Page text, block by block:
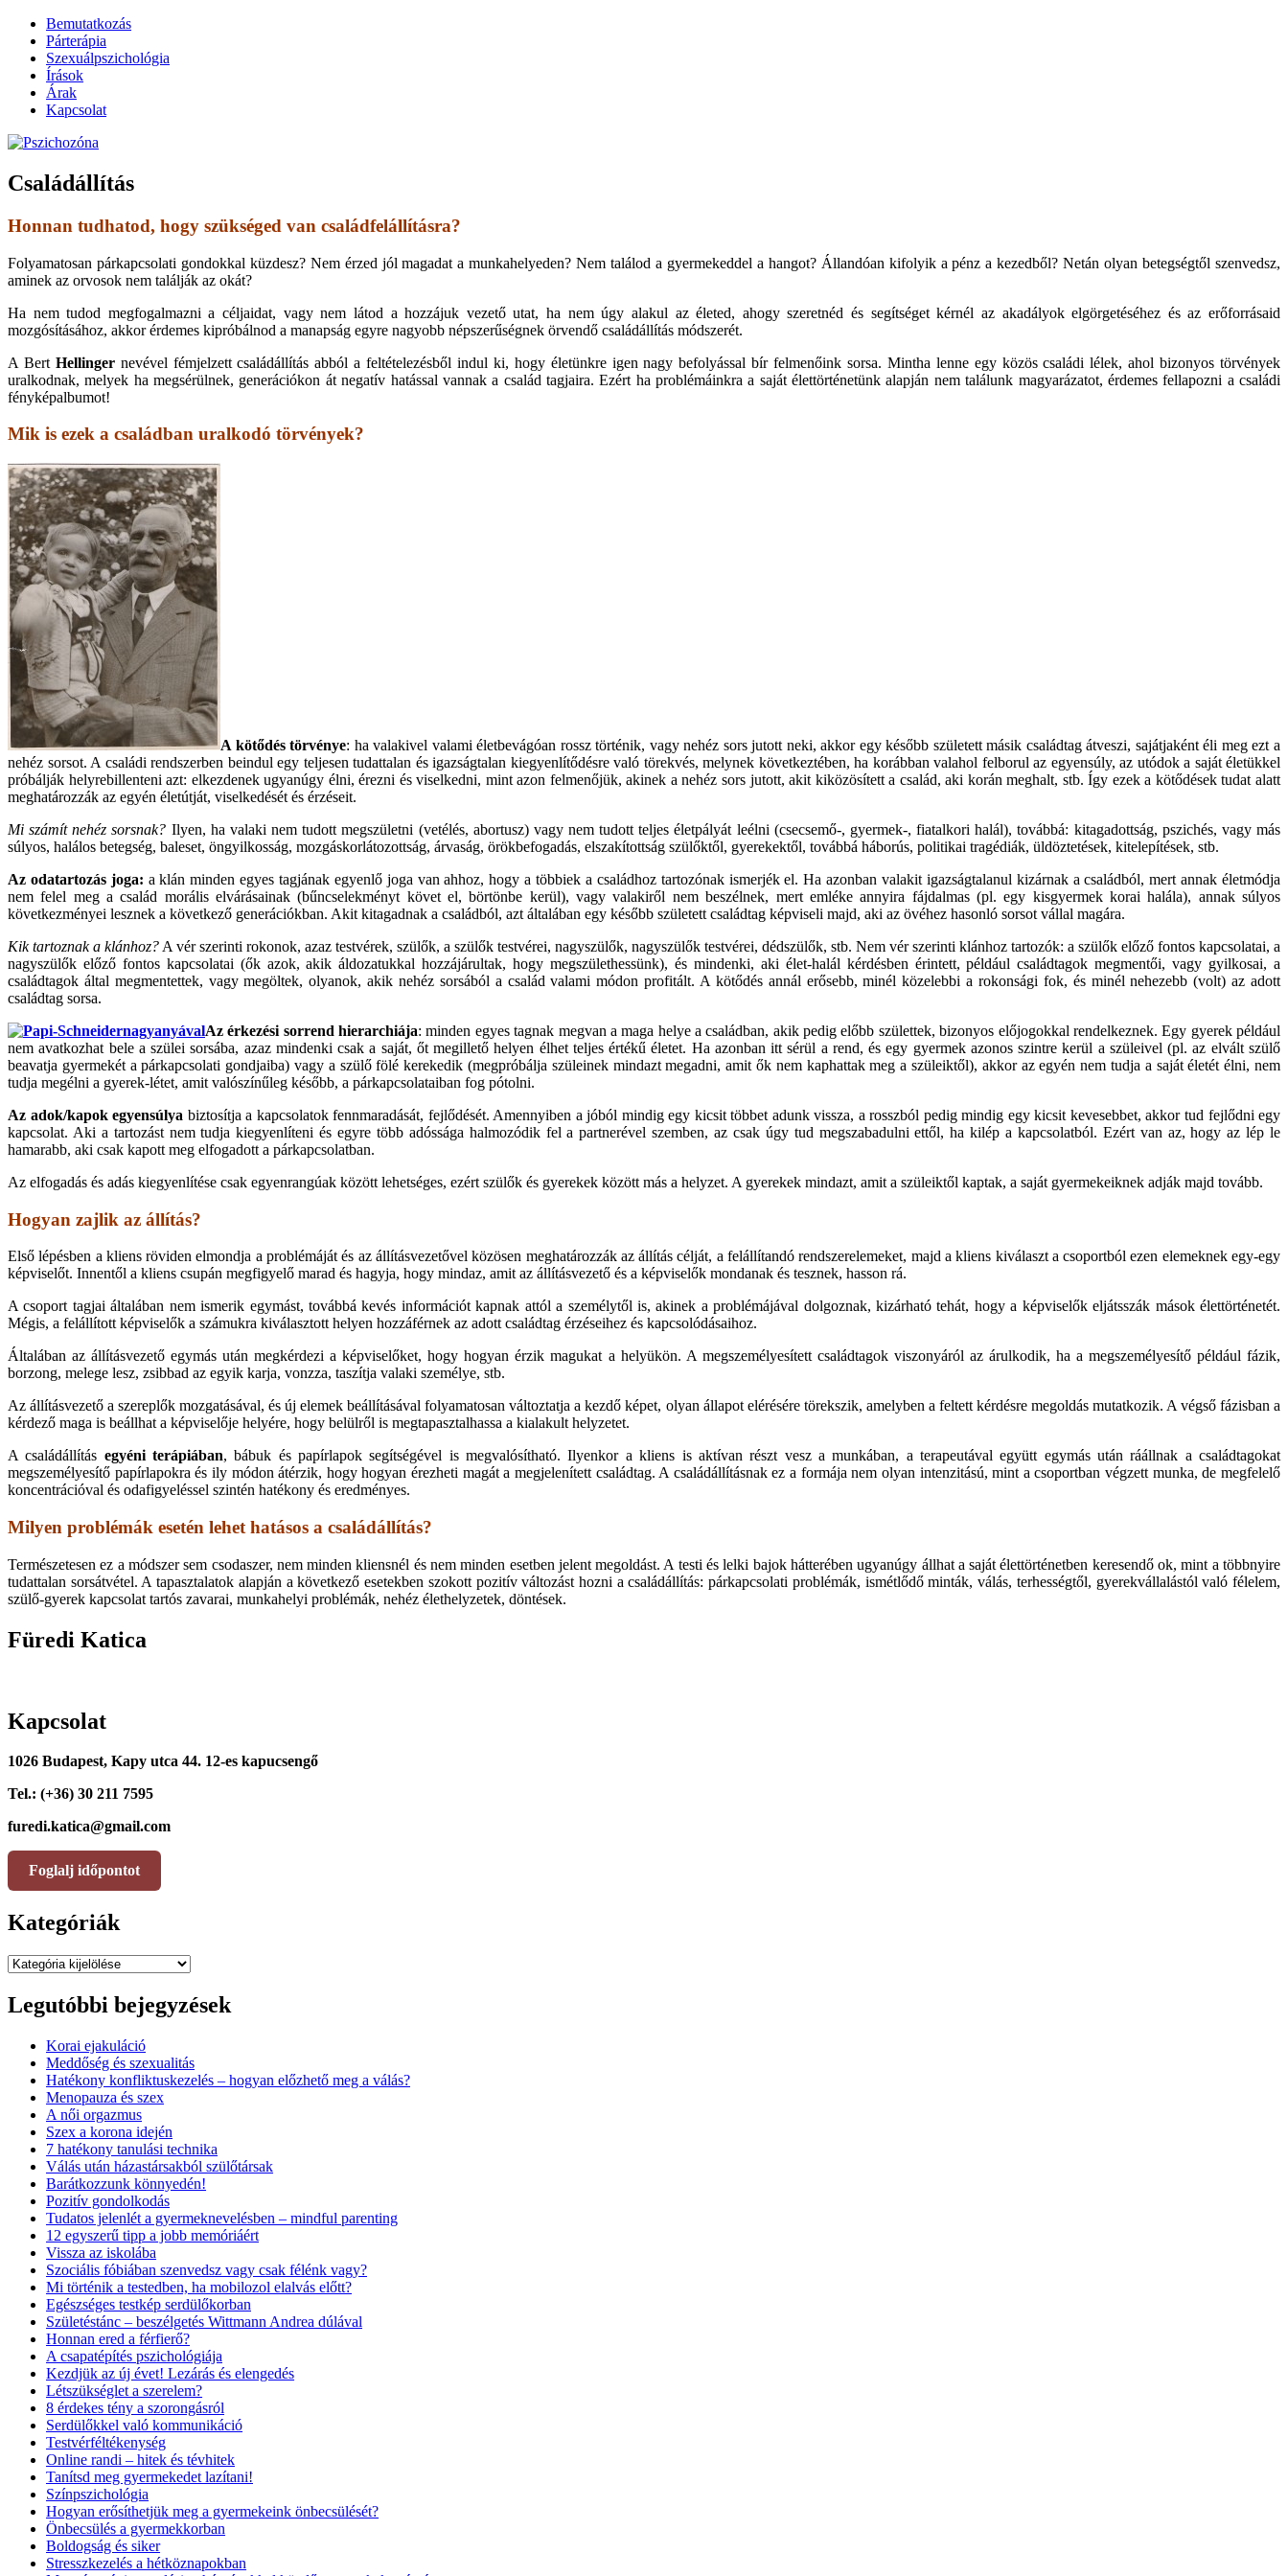
Bemutatkozás
Párterápia
Szexuálpszichológia
Írások
Árak
Kapcsolat
Pszichozóna
Családállítás
Honnan tudhatod, hogy szükséged van családfelállításra?
Folyamatosan párkapcsolati gondokkal küzdesz? Nem érzed jól magadat a munkahelyeden? Nem találod a gyermekeddel a hangot? Állandóan kifolyik a pénz a kezedből? Netán olyan betegségtől szenvedsz,
aminek az orvosok nem találják az okát?
Ha nem tudod megfogalmazni a céljaidat, vagy nem látod a hozzájuk vezető utat, ha nem úgy alakul az életed, ahogy szeretnéd és segítséget kérnél az akadályok elgörgetéséhez és az erőforrásaid
mozgósításához, akkor érdemes kipróbálnod a manapság egyre nagyobb népszerűségnek örvendő családállítás módszerét.
A Bert Hellingernevével fémjelzett családállítás abból a feltételezésből indul ki, hogy életünkre igen nagy befolyással bír felmenőink sorsa. Mintha lenne egy közös családi lélek, ahol bizonyos törvények
uralkodnak, melyek ha megsérülnek, generációkon át negatív hatással vannak a család tagjaira. Ezért ha problémáinkra a saját élettörténetünk alapján nem találunk magyarázatot, érdemes fellapozni a családi
fényképalbumot!
Mik is ezek a családban uralkodó törvények?
A kötődés törvénye: ha valakivel valami életbevágóan rossz történik, vagy nehéz sors jutott neki, akkor egy később született másik családtag átveszi, sajátjaként éli meg ezt a
nehéz sorsot. A családi rendszerben beindul egy teljesen tudattalan és igazságtalan kiegyenlítődésre való törekvés, melynek következtében, ha korábban valahol felborul az egyensúly, az utódok a saját életükkel
próbálják helyrebillenteni azt: elkezdenek ugyanúgy élni, érezni és viselkedni, mint azon felmenőjük, akinek a nehéz sors jutott, akit kiközösített a család, aki korán meghalt, stb. Így ezek a kötődések tudat alatt
meghatározzák az egyén életútját, viselkedését és érzéseit.
Mi számít nehéz sorsnak? Ilyen, ha valaki nem tudott megszületni (vetélés, abortusz) vagy nem tudott teljes életpályát leélni (csecsemő-, gyermek-, fiatalkori halál), továbbá: kitagadottság, pszichés, vagy más
súlyos, halálos betegség, baleset, öngyilkosság, mozgáskorlátozottság, árvaság, örökbefogadás, elszakítottság szülőktől, gyerekektől, továbbá háborús, politikai tragédiák, üldöztetések, kitelepítések, stb.
Az odatartozás joga: a klán minden egyes tagjának egyenlő joga van ahhoz, hogy a többiek a családhoz tartozónak ismerjék el. Ha azonban valakit igazságtalanul kizárnak a családból, mert annak életmódja
nem felel meg a család morális elvárásainak (bűncselekményt követ el, börtönbe kerül), vagy valakiről nem beszélnek, mert emléke annyira fájdalmas (pl. egy kisgyermek korai halála), annak súlyos
következményei lesznek a következő generációkban. Akit kitagadnak a családból, azt általában egy később született családtag képviseli majd, aki az övéhez hasonló sorsot vállal magára.
Kik tartoznak a klánhoz? A vér szerinti rokonok, azaz testvérek, szülők, a szülők testvérei, nagyszülők, nagyszülők testvérei, dédszülők, stb. Nem vér szerinti klánhoz tartozók: a szülők előző fontos kapcsolatai, a
nagyszülők előző fontos kapcsolatai (ők azok, akik áldozatukkal hozzájárultak, hogy megszülethessünk), és mindenki, aki élet-halál kérdésben érintett, például családtagok megmentői, vagy gyilkosai, a
családtagok által megmentettek, vagy megöltek, olyanok, akik nehéz sorsából a család valami módon profitált. A kötődés annál erősebb, minél közelebbi a rokonsági fok, és minél nehezebb (volt) az adott
családtag sorsa.
Az érkezési sorrend hierarchiája: minden egyes tagnak megvan a maga helye a családban, akik pedig előbb születtek, bizonyos előjogokkal rendelkeznek. Egy gyerek például
nem avatkozhat bele a szülei sorsába, azaz mindenki csak a saját, őt megillető helyen élhet teljes értékű életet. Ha azonban itt sérül a rend, és egy gyermek azonos szintre kerül a szüleivel (pl. az elvált szülő
beavatja gyermekét a párkapcsolati gondjaiba) vagy a szülő fölé kerekedik (megpróbálja szüleinek mindazt megadni, amit ők nem kaphattak meg a szüleiktől), akkor az egyén nem tudja a saját életét élni, nem
tudja megélni a gyerek-létet, amit valószínűleg később, a párkapcsolataiban fog pótolni.
Az adok/kapok egyensúlya biztosítja a kapcsolatok fennmaradását, fejlődését. Amennyiben a jóból mindig egy kicsit többet adunk vissza, a rosszból pedig mindig egy kicsit kevesebbet, akkor tud fejlődni egy
kapcsolat. Aki a tartozást nem tudja kiegyenlíteni és egyre több adóssága halmozódik fel a partnerével szemben, az csak úgy tud megszabadulni ettől, ha kilép a kapcsolatból. Ezért van az, hogy az lép le
hamarabb, aki csak kapott meg elfogadott a párkapcsolatban.
Az elfogadás és adás kiegyenlítése csak egyenrangúak között lehetséges, ezért szülők és gyerekek között más a helyzet. A gyerekek mindazt, amit a szüleiktől kaptak, a saját gyermekeiknek adják majd tovább.
Hogyan zajlik az állítás?
Első lépésben a kliens röviden elmondja a problémáját és az állításvezetővel közösen meghatározzák az állítás célját, a felállítandó rendszerelemeket, majd a kliens kiválaszt a csoportból ezen elemeknek egy-egy
képviselőt. Innentől a kliens csupán megfigyelő marad és hagyja, hogy mindaz, amit az állításvezető és a képviselők mondanak és tesznek, hasson rá.
A csoport tagjai általában nem ismerik egymást, továbbá kevés információt kapnak attól a személytől is, akinek a problémájával dolgoznak, kizárható tehát, hogy a képviselők eljátsszák mások élettörténetét.
Mégis, a felállított képviselők a számukra kiválasztott helyen hozzáférnek az adott családtag érzéseihez és kapcsolódásaihoz.
Általában az állításvezető egymás után megkérdezi a képviselőket, hogy hogyan érzik magukat a helyükön. A megszemélyesített családtagok viszonyáról az árulkodik, ha a megszemélyesítő például fázik,
borzong, melege lesz, zsibbad az egyik karja, vonzza, taszítja valaki személye, stb.
Az állításvezető a szereplők mozgatásával, és új elemek beállításával folyamatosan változtatja a kezdő képet, olyan állapot elérésére törekszik, amelyben a feltett kérdésre megoldás mutatkozik. A végső fázisban a
kérdező maga is beállhat a képviselője helyére, hogy belülről is megtapasztalhassa a kialakult helyzetet.
A családállítás egyéni terápiában, bábuk és papírlapok segítségével is megvalósítható. Ilyenkor a kliens is aktívan részt vesz a munkában, a terapeutával együtt egymás után ráállnak a családtagokat
megszemélyesítő papírlapokra és ily módon átérzik, hogy hogyan érezheti magát a megjelenített családtag. A családállításnak ez a formája nem olyan intenzitású, mint a csoportban végzett munka, de megfelelő
koncentrációval és odafigyeléssel szintén hatékony és eredményes.
Milyen problémák esetén lehet hatásos a családállítás?
Természetesen ez a módszer sem csodaszer, nem minden kliensnél és nem minden esetben jelent megoldást. A testi és lelki bajok hátterében ugyanúgy állhat a saját élettörténetben keresendő ok, mint a többnyire
tudattalan sorsátvétel. A tapasztalatok alapján a következő esetekben szokott pozitív változást hozni a családállítás: párkapcsolati problémák, ismétlődő minták, válás, terhességtől, gyerekvállalástól való félelem,
szülő-gyerek kapcsolat tartós zavarai, munkahelyi problémák, nehéz élethelyzetek, döntések.
Füredi Katica
Kapcsolat
1026 Budapest, Kapy utca 44. 12-es kapucsengő
Tel.: (+36) 30 211 7595
furedi.katica@gmail.com
Foglalj időpontot
Kategóriák
Kategóriák
Legutóbbi bejegyzések
Korai ejakuláció
Meddőség és szexualitás
Hatékony konfliktuskezelés – hogyan előzhető meg a válás?
Menopauza és szex
A női orgazmus
Szex a korona idején
7 hatékony tanulási technika
Válás után házastársakból szülőtársak
Barátkozzunk könnyedén!
Pozitív gondolkodás
Tudatos jelenlét a gyermeknevelésben – mindful parenting
12 egyszerű tipp a jobb memóriáért
Vissza az iskolába
Szociális fóbiában szenvedsz vagy csak félénk vagy?
Mi történik a testedben, ha mobilozol elalvás előtt?
Egészséges testkép serdülőkorban
Születéstánc – beszélgetés Wittmann Andrea dúlával
Honnan ered a férfierő?
A csapatépítés pszichológiája
Kezdjük az új évet! Lezárás és elengedés
Létszükséglet a szerelem?
8 érdekes tény a szorongásról
Serdülőkkel való kommunikáció
Testvérféltékenység
Online randi – hitek és tévhitek
Tanítsd meg gyermekedet lazítani!
Színpszichológia
Hogyan erősíthetjük meg a gyermekeink önbecsülését?
Önbecsülés a gyermekkorban
Boldogság és siker
Stresszkezelés a hétköznapokban